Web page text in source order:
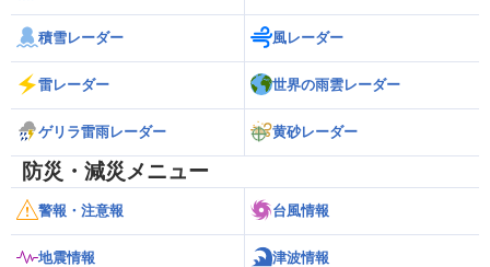
積雪レーダー 風レーダー
雷レーダー 世界の雨雲レーダー
ゲリラ雷雨レーダー 黄砂レーダー
防災・減災メニュー
警報・注意報 台風情報
地震情報 津波情報